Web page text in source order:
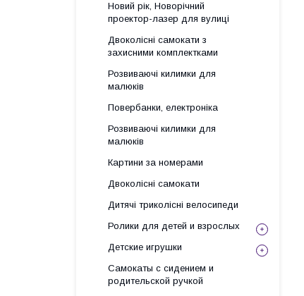
Новий рік, Новорічний
проектор-лазер для вулиці
Двоколісні самокати з
захисними комплектками
Розвиваючі килимки для
малюків
Повербанки, електроніка
Розвиваючі килимки для
малюків
Картини за номерами
Двоколісні самокати
Дитячі триколісні велосипеди
Ролики для детей и взрослых
Детские игрушки
Самокаты с сидением и
родительской ручкой